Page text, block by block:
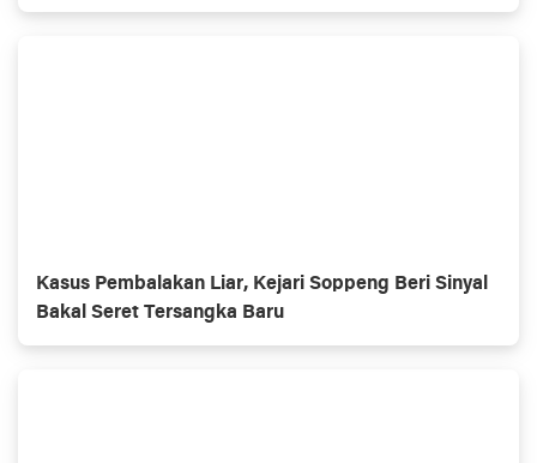
Kasus Pembalakan Liar, Kejari Soppeng Beri Sinyal
Bakal Seret Tersangka Baru